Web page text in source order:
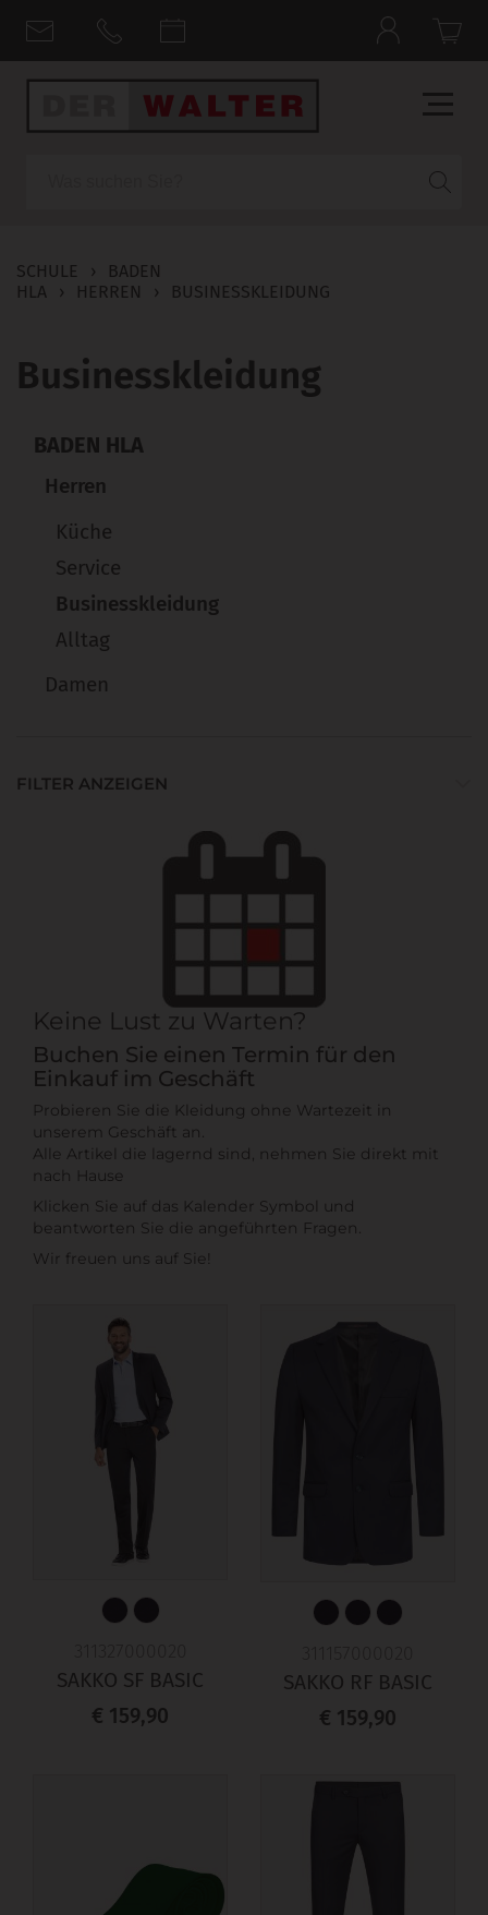
SCHULE ›
BADEN
HLA
› HERREN › BUSINESSKLEIDUNG
Businesskleidung
BADEN HLA
Herren
Küche
Service
Businesskleidung
Alltag
Damen
FILTER ANZEIGEN
Keine Lust zu Warten?
Buchen Sie einen Termin für den
Einkauf im Geschäft
Probieren Sie die Kleidung ohne Wartezeit in
unserem Geschäft an.
Alle Artikel die lagernd sind, nehmen Sie direkt mit
nach Hause
Klicken Sie auf das Kalender Symbol und
beantworten Sie die angeführten Fragen.
Wir freuen uns auf Sie!
SAKKO SF BASIC
€ 159,90
SAKKO RF BASIC
€ 159,90